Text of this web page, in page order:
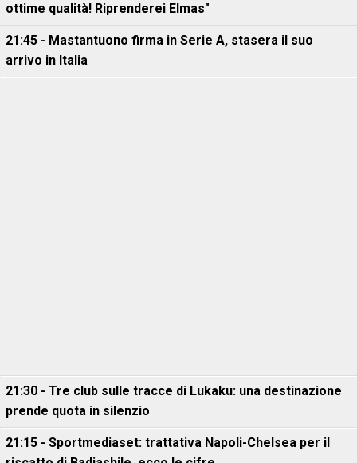
ottime qualità! Riprenderei Elmas"
21:45 - Mastantuono firma in Serie A, stasera il suo
arrivo in Italia
21:30 - Tre club sulle tracce di Lukaku: una destinazione
prende quota in silenzio
21:15 - Sportmediaset: trattativa Napoli-Chelsea per il